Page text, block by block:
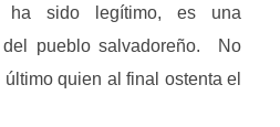
ha sido legítimo, es una
pueblo salvadoreño.  No
quien al final ostenta el